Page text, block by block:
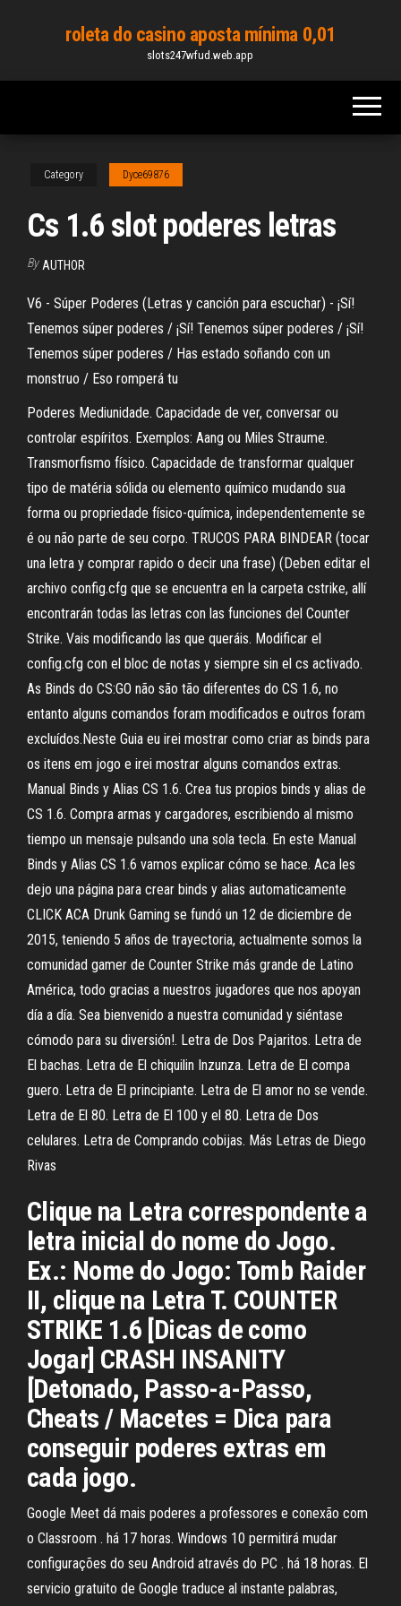
content
roleta do casino aposta mínima 0,01
slots247wfud.web.app
Category Dyce69876
Cs 1.6 slot poderes letras
By AUTHOR
V6 - Súper Poderes (Letras y canción para escuchar) - ¡Sí!
Tenemos súper poderes / ¡Sí! Tenemos súper poderes / ¡Sí!
Tenemos súper poderes / Has estado soñando con un
monstruo / Eso romperá tu
Poderes Mediunidade. Capacidade de ver, conversar ou
controlar espíritos. Exemplos: Aang ou Miles Straume.
Transmorfismo físico. Capacidade de transformar qualquer
tipo de matéria sólida ou elemento químico mudando sua
forma ou propriedade físico-química, independentemente se
é ou não parte de seu corpo. TRUCOS PARA BINDEAR (tocar
una letra y comprar rapido o decir una frase) (Deben editar el
archivo config.cfg que se encuentra en la carpeta cstrike, allí
encontrarán todas las letras con las funciones del Counter
Strike. Vais modificando las que queráis. Modificar el
config.cfg con el bloc de notas y siempre sin el cs activado.
As Binds do CS:GO não são tão diferentes do CS 1.6, no
entanto alguns comandos foram modificados e outros foram
excluídos.Neste Guia eu irei mostrar como criar as binds para
os itens em jogo e irei mostrar alguns comandos extras.
Manual Binds y Alias CS 1.6. Crea tus propios binds y alias de
CS 1.6. Compra armas y cargadores, escribiendo al mismo
tiempo un mensaje pulsando una sola tecla. En este Manual
Binds y Alias CS 1.6 vamos explicar cómo se hace. Aca les
dejo una página para crear binds y alias automaticamente
CLICK ACA Drunk Gaming se fundó un 12 de diciembre de
2015, teniendo 5 años de trayectoria, actualmente somos la
comunidad gamer de Counter Strike más grande de Latino
América, todo gracias a nuestros jugadores que nos apoyan
día a día. Sea bienvenido a nuestra comunidad y siéntase
cómodo para su diversión!. Letra de Dos Pajaritos. Letra de
El bachas. Letra de El chiquilin Inzunza. Letra de El compa
guero. Letra de El principiante. Letra de El amor no se vende.
Letra de El 80. Letra de El 100 y el 80. Letra de Dos
celulares. Letra de Comprando cobijas. Más Letras de Diego
Rivas
Clique na Letra correspondente a
letra inicial do nome do Jogo.
Ex.: Nome do Jogo: Tomb Raider
II, clique na Letra T. COUNTER
STRIKE 1.6 [Dicas de como
Jogar] CRASH INSANITY
[Detonado, Passo-a-Passo,
Cheats / Macetes = Dica para
conseguir poderes extras em
cada jogo.
Google Meet dá mais poderes a professores e conexão com
o Classroom . há 17 horas. Windows 10 permitirá mudar
configurações do seu Android através do PC . há 18 horas. El
servicio gratuito de Google traduce al instante palabras,